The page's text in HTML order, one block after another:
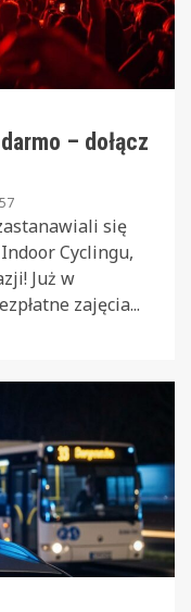
– dołącz
się
Cyclingu,
Już w
zajęcia...